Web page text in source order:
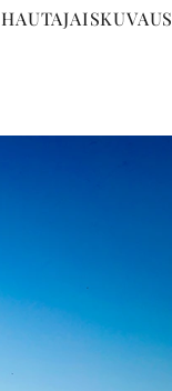
HAUTAJAISKUVAUS